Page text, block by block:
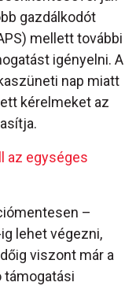
gazdálkodót
mellett további
igényelni. A
nap miatt
kérelmeket az
az egységes
–
lehet végezni,
viszont már a
támogatási